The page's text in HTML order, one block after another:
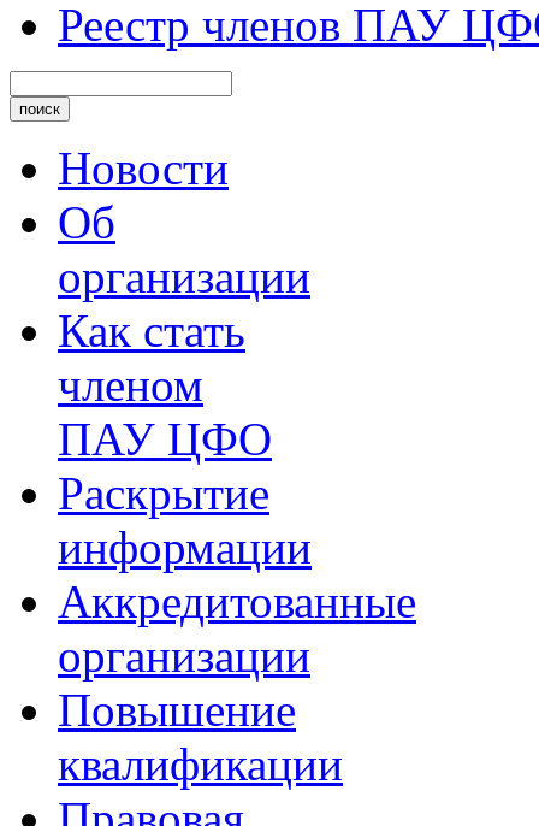
Реестр членов ПАУ
Новости
Об
организации
Как стать
членом
ПАУ ЦФО
Раскрытие
информации
Аккредитованные
организации
Повышение
квалификации